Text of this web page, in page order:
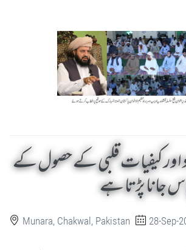
اور کیفیات قلبی کے حصول کے
جانا پڑتا ہے
Munara, Chakwal, Pakistan 28-Sep-